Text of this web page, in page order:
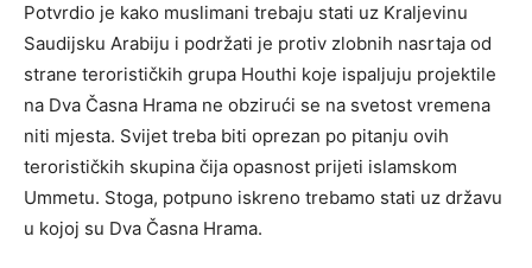
Potvrdio je kako muslimani trebaju stati uz Kraljevinu
Saudijsku Arabiju i podržati je protiv zlobnih nasrtaja od
strane terorističkih grupa Houthi koje ispaljuju projektile
na Dva Časna Hrama ne obzirući se na svetost vremena
niti mjesta. Svijet treba biti oprezan po pitanju ovih
terorističkih skupina čija opasnost prijeti islamskom
Ummetu. Stoga, potpuno iskreno trebamo stati uz državu
u kojoj su Dva Časna Hrama.